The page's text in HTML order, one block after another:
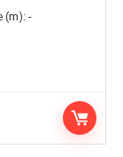
(m): -